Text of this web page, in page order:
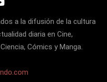
a la difusión de la cultura
diaria en Cine,
Cómics y Manga.